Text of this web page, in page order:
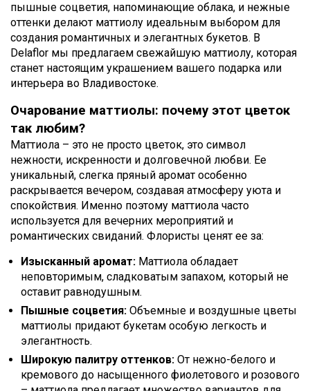
пышные соцветия, напоминающие облака, и нежные
оттенки делают маттиолу идеальным выбором для
создания романтичных и элегантных букетов. В
Delaflor мы предлагаем свежайшую маттиолу, которая
станет настоящим украшением вашего подарка или
интерьера во Владивостоке.
Очарование маттиолы: почему этот цветок
так любим?
Маттиола – это не просто цветок, это символ
нежности, искренности и долговечной любви. Ее
уникальный, слегка пряный аромат особенно
раскрывается вечером, создавая атмосферу уюта и
спокойствия. Именно поэтому маттиола часто
используется для вечерних мероприятий и
романтических свиданий. Флористы ценят ее за:
Изысканный аромат: Маттиола обладает
неповторимым, сладковатым запахом, который не
оставит равнодушным.
Пышные соцветия: Объемные и воздушные цветы
маттиолы придают букетам особую легкость и
элегантность.
Широкую палитру оттенков: От нежно-белого и
кремового до насыщенного фиолетового и розового